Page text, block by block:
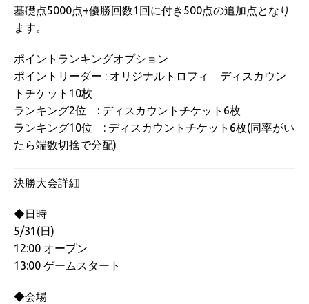
基礎点5000点+優勝回数1回に付き500点の追加点となり
ます。
ポイントランキングオプション
ポイントリーダー : オリジナルトロフィ ディスカウン
トチケット10枚
ランキング2位 : ディスカウントチケット6枚
ランキング10位 : ディスカウントチケット6枚(同率がい
たら端数切捨で分配)
決勝大会詳細
◆日時
5/31(日)
12:00 オープン
13:00 ゲームスタート
◆会場